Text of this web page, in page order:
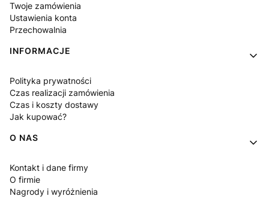
Twoje zamówienia
Ustawienia konta
Przechowalnia
INFORMACJE
Polityka prywatności
Czas realizacji zamówienia
Czas i koszty dostawy
Jak kupować?
O NAS
Kontakt i dane firmy
O firmie
Nagrody i wyróżnienia